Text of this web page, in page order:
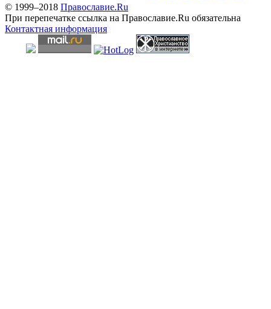
© 1999–2018 Православие.Ru
При перепечатке ссылка на Православие.Ru обязательна
Контактная информация